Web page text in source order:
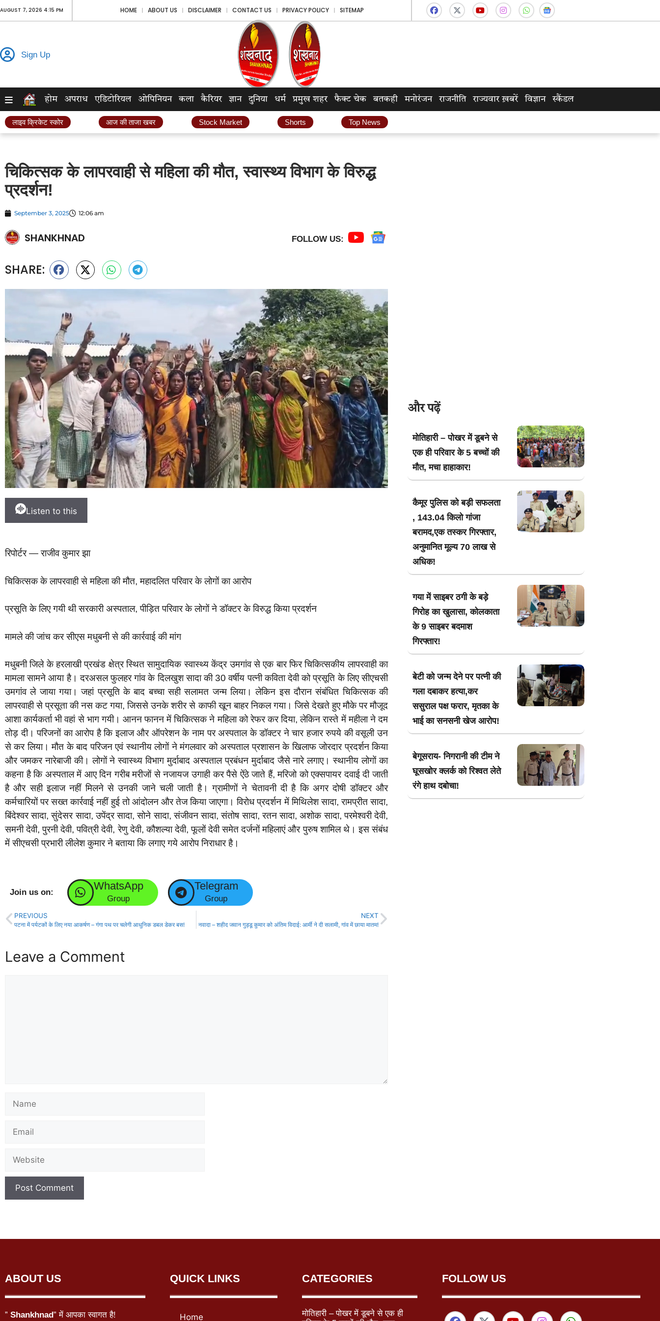
AUGUST 7, 2026 4:15 PM HOME ABOUT US DISCLAIMER CONTACT US PRIVACY POLICY SITEMAP
Sign Up
होम अपराध एडिटोरियल ओपिनियन कला कैरियर ज्ञान दुनिया धर्म प्रमुख शहर फैक्ट चेक बतकही मनोरंजन राजनीति राज्यवार ख़बरें विज्ञान स्कैंडल
लाइव क्रिकेट स्कोर आज की ताजा खबर Stock Market Shorts Top News
चिकित्सक के लापरवाही से महिला की मौत, स्वास्थ्य विभाग के विरुद्ध
प्रदर्शन!
September 3, 2025 12:06 am
SHANKHNAD FOLLOW US:
SHARE:
Listen to this
रिपोर्टर — राजीव कुमार झा
चिकित्सक के लापरवाही से महिला की मौत, महादलित परिवार के लोगों का आरोप
प्रसूति के लिए गयी थी सरकारी अस्पताल, पीड़ित परिवार के लोगों ने डॉक्टर के विरुद्ध किया प्रदर्शन
मामले की जांच कर सीएस मधुबनी से की कार्रवाई की मांग
मधुबनी जिले के हरलाखी प्रखंड क्षेत्र स्थित सामुदायिक स्वास्थ्य केंद्र उमगांव से एक बार फिर चिकित्सकीय लापरवाही का
मामला सामने आया है। दरअसल फुलहर गांव के दिलखुश सादा की 30 वर्षीय पत्नी कविता देवी को प्रसूति के लिए सीएचसी
उमगांव ले जाया गया। जहां प्रसूति के बाद बच्चा सही सलामत जन्म लिया। लेकिन इस दौरान संबंधित चिकित्सक की
लापरवाही से प्रसूता की नस कट गया, जिससे उनके शरीर से काफी खून बाहर निकल गया। जिसे देखते हुए मौके पर मौजूद
आशा कार्यकर्ता भी वहां से भाग गयी। आनन फानन में चिकित्सक ने महिला को रेफर कर दिया, लेकिन रास्ते में महीला ने दम
तोड़ दी। परिजनों का आरोप है कि इलाज और ऑपरेशन के नाम पर अस्पताल के डॉक्टर ने चार हजार रुपये की वसूली उन
से कर लिया। मौत के बाद परिजन एवं स्थानीय लोगों ने मंगलवार को अस्पताल प्रशासन के खिलाफ जोरदार प्रदर्शन किया
और जमकर नारेबाजी की। लोगों ने स्वास्थ्य विभाग मुर्दाबाद अस्पताल प्रबंधन मुर्दाबाद जैसे नारे लगाए। स्थानीय लोगों का
कहना है कि अस्पताल में आए दिन गरीब मरीजों से नजायज उगाही कर पैसे ऐंठे जाते हैं, मरिजो को एक्सपायर दवाई दी जाती
है और सही इलाज नहीं मिलने से उनकी जाने चली जाती है। ग्रामीणों ने चेतावनी दी है कि अगर दोषी डॉक्टर और
कर्मचारियों पर सख्त कार्रवाई नहीं हुई तो आंदोलन और तेज किया जाएगा। विरोध प्रदर्शन में मिथिलेश सादा, रामप्रीत सादा,
बिंदेश्वर सादा, सुंदेसर सादा, उपेंद्र सादा, सोने सादा, संजीवन सादा, संतोष सादा, रतन सादा, अशोक सादा, परमेश्वरी देवी,
समनी देवी, पुरनी देवी, पवित्री देवी, रेणु देवी, कौशल्या देवी, फूलों देवी समेत दर्जनों महिलाएं और पुरुष शामिल थे। इस संबंध
में सीएचसी प्रभारी लीलेश कुमार ने बताया कि लगाए गये आरोप निराधार है।
Join us on:
WhatsApp
Group
Telegram
Group
PREVIOUS
पटना में पर्यटकों के लिए नया आकर्षण – गंगा पथ पर चलेगी आधुनिक डबल डेकर बस!
NEXT
नवादा – शहीद जवान गुड्डू कुमार को अंतिम विदाई: आर्मी ने दी सलामी, गांव में छाया मातम!
Leave a Comment
और पढ़ें
मोतिहारी – पोखर में डूबने से
एक ही परिवार के 5 बच्चों की
मौत, मचा हाहाकार!
कैमूर पुलिस को बड़ी सफलता
, 143.04 किलो गांजा
बरामद,एक तस्कर गिरफ्तार,
अनुमानित मूल्य 70 लाख से
अधिक!
गया में साइबर ठगी के बड़े
गिरोह का खुलासा, कोलकाता
के 9 साइबर बदमाश
गिरफ्तार!
बेटी को जन्म देने पर पत्नी की
गला दबाकर हत्या,कर
ससुराल पक्ष फरार, मृतका के
भाई का सनसनी खेज आरोप!
बेगूसराय- निगरानी की टीम ने
घूसखोर क्लर्क को रिश्वत लेते
रंगे हाथ दबोचा!
ABOUT US
” Shankhnad” में आपका स्वागत है!
QUICK LINKS
Home
CATEGORIES
मोतिहारी – पोखर में डूबने से एक ही
FOLLOW US